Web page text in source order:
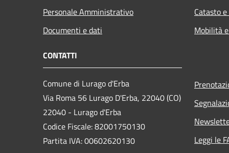
Personale Amministrativo
Documenti e dati
Catasto
Mobilità
CONTATTI
Comune di Lurago d'Erba
Via Roma 56 Lurago D'Erba, 22040 (CO)
22040 - Lurago d'Erba
Codice Fiscale: 82001750130
Partita IVA: 00602620130
Leggi le